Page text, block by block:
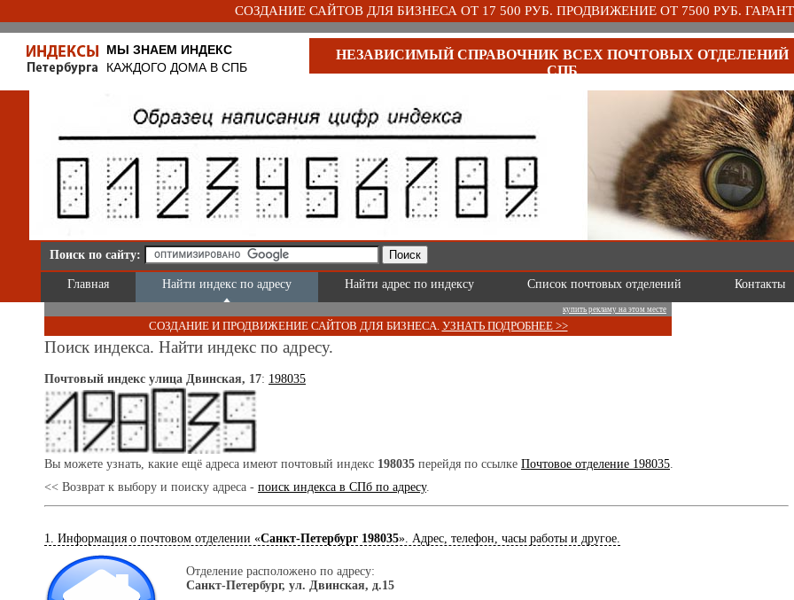
СОЗДАНИЕ САЙТОВ ДЛЯ БИЗНЕСА ОТ 17 500 РУБ. ПРОДВИЖЕНИЕ ОТ 7500 РУБ.
МЫ ЗНАЕМ ИНДЕКС
КАЖДОГО ДОМА В СПБ
НЕЗАВИСИМЫЙ СПРАВОЧНИК ВСЕХ ПОЧТОВЫХ ОТДЕЛЕНИЙ
СПБ
Поиск по сайту:
Главная Найти индекс по адресу Найти адрес по индексу Список почтовых отделений Контакты
купить рекламу на этом месте
СОЗДАНИЕ И ПРОДВИЖЕНИЕ САЙТОВ ДЛЯ БИЗНЕСА. УЗНАТЬ ПОДРОБНЕЕ >>
Поиск индекса. Найти индекс по адресу.
Почтовый индекс улица Двинская, 17: 198035
Вы можете узнать, какие ещё адреса имеют почтовый индекс 198035 перейдя по ссылке Почтовое отделение 198035
<< Возврат к выбору и поиску адреса - поиск индекса в СПб по адресу.
1. Информация о почтовом отделении «Санкт-Петербург 198035». Адрес, телефон, часы работы и другое.
Отделение расположено по адресу:
Санкт-Петербург, ул. Двинская, д.15